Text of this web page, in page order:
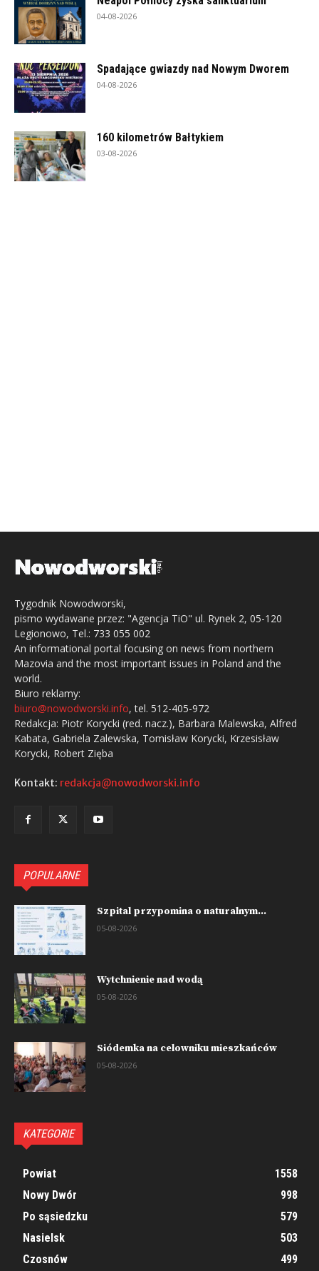
04-08-2026
Spadające gwiazdy nad Nowym Dworem
04-08-2026
160 kilometrów Bałtykiem
03-08-2026
Tygodnik Nowodworski,
pismo wydawane przez: "Agencja TiO" ul. Rynek 2, 05-120
Legionowo, Tel.: 733 055 002
An informational portal focusing on news from northern
Mazovia and the most important issues in Poland and the
world.
Biuro reklamy:
biuro@nowodworski.info, tel. 512-405-972
Redakcja: Piotr Korycki (red. nacz.), Barbara Malewska, Alfred
Kabata, Gabriela Zalewska, Tomisław Korycki, Krzesisław
Korycki, Robert Zięba
Kontakt: redakcja@nowodworski.info
POPULARNE
Szpital przypomina o naturalnym...
05-08-2026
Wytchnienie nad wodą
05-08-2026
Siódemka na celowniku mieszkańców
05-08-2026
KATEGORIE
Powiat
1558
Nowy Dwór
998
Po sąsiedzku
579
Nasielsk
503
Czosnów
499